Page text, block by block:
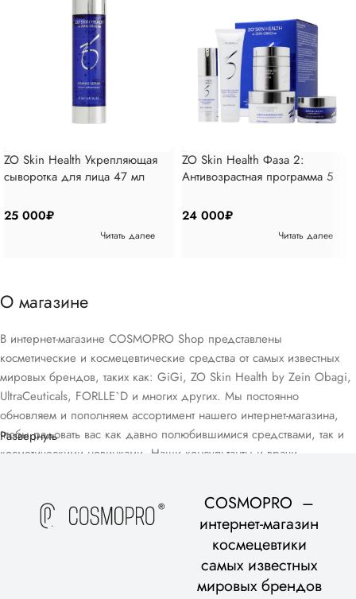
ZO Skin Health Укрепляющая
сыворотка для лица 47 мл
25 000₽
Читать далее
ZO Skin Health Фаза 2:
Антивозрастная программа 5
24 000₽
Читать далее
О магазине
В интернет-магазине COSMOPRO Shop представлены
косметические и космецевтические средства от самых известных
мировых брендов, таких как: GiGi, ZO Skin Health by Zein Obagi,
UltraCeuticals, FORLLE`D и многих других. Мы постоянно
обновляем и пополняем ассортимент нашего интернет-магазина,
чтобы радовать вас как давно полюбившимися средствами, так и
косметическими новинками. Наши консультанты и врачи-
консультации.
Развернуть
COSMOPRO –
интернет-магазин
космецевтики
самых известных
мировых брендов